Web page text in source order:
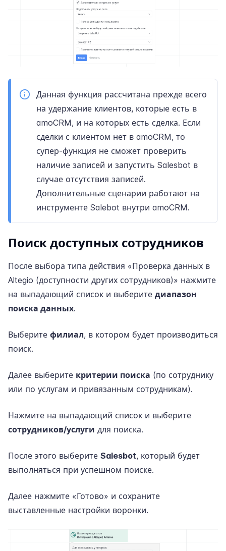
Данная функция рассчитана прежде всего
на удержание клиентов, которые есть в
amoCRM, и на которых есть сделка. Если
сделки с клиентом нет в amoCRM, то
супер-функция не сможет проверить
наличие записей и запустить Salesbot в
случае отсутствия записей.
Дополнительные сценарии работают на
инструменте Salebot внутри amoCRM.
Поиск доступных сотрудников
После выбора типа действия «Проверка данных в
Altegio (доступности других сотрудников)» нажмите
на выпадающий список и выберите диапазон
поиска данных.
Выберите филиал, в котором будет производиться
поиск.
Далее выберите критерии поиска (по сотруднику
или по услугам и привязанным сотрудникам).
Нажмите на выпадающий список и выберите
сотрудников/услуги для поиска.
После этого выберите Salesbot, который будет
выполняться при успешном поиске.
Далее нажмите «Готово» и сохраните
выставленные настройки воронки.